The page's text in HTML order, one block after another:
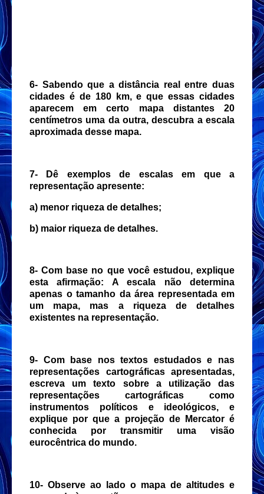
6- Sabendo que a distância real entre duas
cidades é de 180 km, e que essas cidades
aparecem em certo mapa distantes 20
centímetros uma da outra, descubra a escala
aproximada desse mapa.
7- Dê exemplos de escalas em que a
representação apresente:
a) menor riqueza de detalhes;
b) maior riqueza de detalhes.
8- Com base no que você estudou, explique
esta afirmação: A escala não determina
apenas o tamanho da área representada em
um mapa, mas a riqueza de detalhes
existentes na representação.
9- Com base nos textos estudados e nas
representações cartográficas apresentadas,
escreva um texto sobre a utilização das
representações cartográficas como
instrumentos políticos e ideológicos, e
explique por que a projeção de Mercator é
conhecida por transmitir uma visão
eurocêntrica do mundo.
10- Observe ao lado o mapa de altitudes e